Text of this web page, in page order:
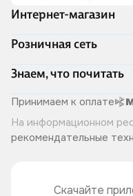
Интернет-магазин
Акции
Доставка и оплата
Программа лояльности
Подарочные
Правила продажи
Политика
Розничная сеть
Адреса магазинов
Книжный Дозор
О компании
Читай-город для бизнеса
Хотите у нас работать?
Знаем, что почитать
Скоро в продаже
Лучшие из лучших
Читай-журнал
Принимаем к оплате
На информационном
рекомендательные
Скачайте